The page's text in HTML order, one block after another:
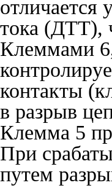
тока (ДТТ),
Клеммами
контакты
в разрыв
Клемма 5
При
путем